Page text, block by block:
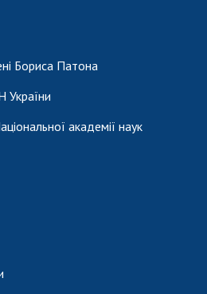
Бориса Патона
України
академії наук